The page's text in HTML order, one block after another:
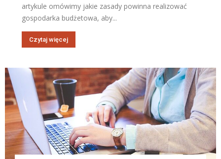
artykule omówimy jakie zasady powinna realizować
gospodarka budżetowa, aby...
Czytaj więcej